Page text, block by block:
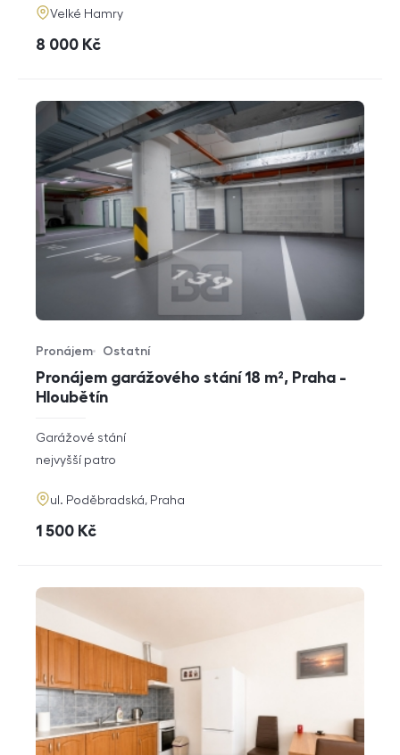
adresa
Velké Hamry
cena
8 000 Kč
Pronájem garážového stání 18 m², Praha -
Hloubětín
Typ nabídky
Pronájem
Typ nemovitosti
Ostatní
rozměry
dispozice
Garážové stání
funkce
nejvyšší patro
adresa
ul. Poděbradská, Praha
cena
1 500 Kč